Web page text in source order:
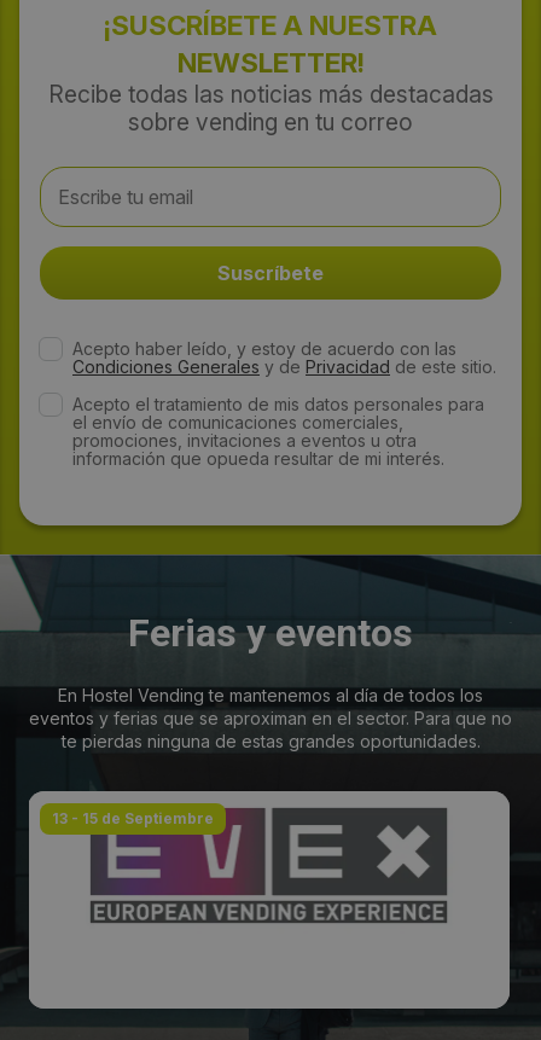
¡SUSCRÍBETE A NUESTRA
NEWSLETTER!
Recibe todas las noticias más destacadas
sobre vending en tu correo
Acepto haber leído, y estoy de acuerdo con las
Condiciones Generales y de Privacidad de este sitio.
Acepto el tratamiento de mis datos personales para
el envío de comunicaciones comerciales,
promociones, invitaciones a eventos u otra
información que opueda resultar de mi interés.
Ferias y eventos
En Hostel Vending te mantenemos al día de todos los
eventos y ferias que se aproximan en el sector. Para que no
te pierdas ninguna de estas grandes oportunidades.
13 - 15 de Septiembre